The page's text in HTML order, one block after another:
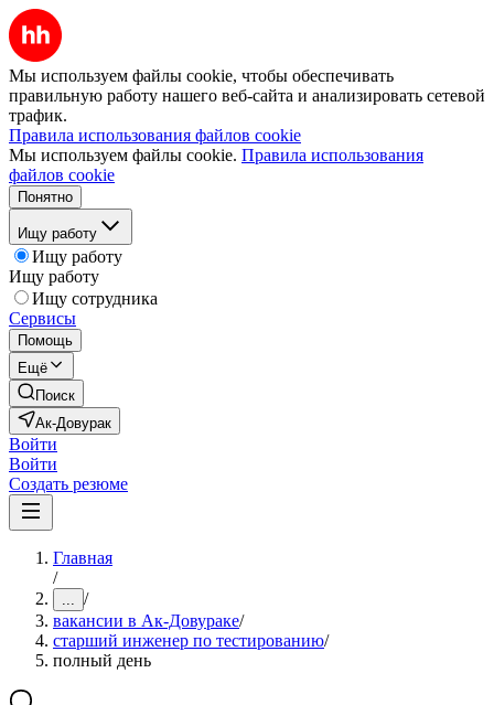
Мы используем файлы cookie, чтобы обеспечивать
правильную работу нашего веб-сайта и анализировать сетевой
трафик.
Правила использования файлов cookie
Мы используем файлы cookie. Правила использования
файлов cookie
Понятно
Ищу работу
Ищу работу
Ищу работу
Ищу сотрудника
Сервисы
Помощь
Ещё
Поиск
Ак-Довурак
Войти
Войти
Создать резюме
Главная
/
... /
вакансии в Ак-Довураке/
старший инженер по тестированию/
полный день